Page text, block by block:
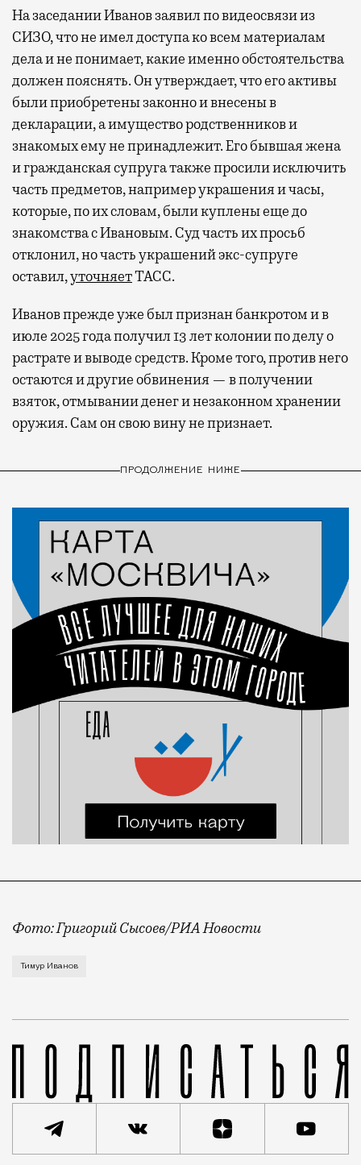
На заседании Иванов заявил по видеосвязи из
СИЗО, что не имел доступа ко всем материалам
дела и не понимает, какие именно обстоятельства
должен пояснять. Он утверждает, что его активы
были приобретены законно и внесены в
декларации, а имущество родственников и
знакомых ему не принадлежит. Его бывшая жена
и гражданская супруга также просили исключить
часть предметов, например украшения и часы,
которые, по их словам, были куплены еще до
знакомства с Ивановым. Суд часть их просьб
отклонил, но часть украшений экс-супруге
оставил,уточняетТАСС.
Иванов прежде уже был признан банкротом и в
июле 2025 года получил 13 лет колонии по делу о
растрате и выводе средств. Кроме того, против него
остаются и другие обвинения — в получении
взяток, отмывании денег и незаконном хранении
оружия. Сам он свою вину не признает.
ПРОДОЛЖЕНИЕ НИЖЕ
Фото: Григорий Сысоев/РИА Новости
Пресненский суд частично удовлетворил иск
Тимур Иванов